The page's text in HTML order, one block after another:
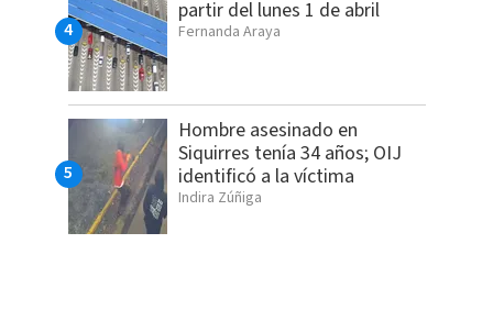
partir del lunes 1 de abril
Fernanda Araya
Hombre asesinado en
Siquirres tenía 34 años; OIJ
identificó a la víctima
Indira Zúñiga